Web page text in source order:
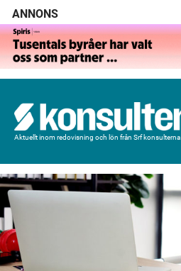
ANNONS
Aktuellt inom redovisning och lön från Srf konsulterna